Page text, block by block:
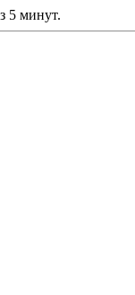
5 минут.